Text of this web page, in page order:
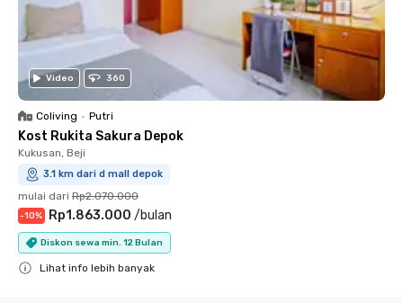
Video 360
Coliving • Putri
Kost Rukita Sakura Depok
Kukusan, Beji
3.1 km dari d mall depok
mulai dari Rp2.070.000
-10% Rp1.863.000 /bulan
Diskon sewa min. 12 Bulan
Lihat info lebih banyak